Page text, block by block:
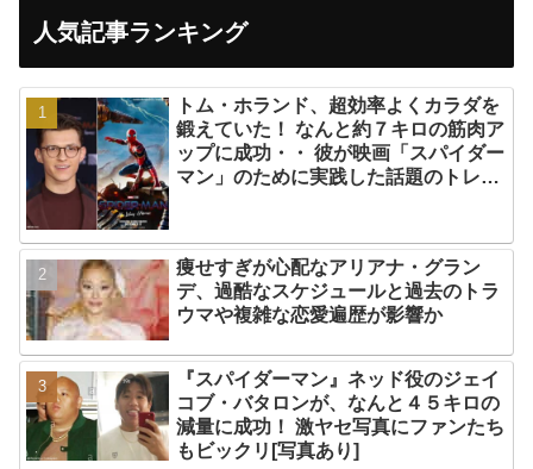
人気記事ランキング
トム・ホランド、超効率よくカラダを
鍛えていた！ なんと約７キロの筋肉ア
ップに成功・・ 彼が映画「スパイダー
マン」のために実践した話題のトレー
痩せすぎが心配なアリアナ・グラン
デ、過酷なスケジュールと過去のトラ
ウマや複雑な恋愛遍歴が影響か
『スパイダーマン』ネッド役のジェイ
コブ・バタロンが、なんと４５キロの
減量に成功！ 激ヤセ写真にファンたち
もビックリ[写真あり]